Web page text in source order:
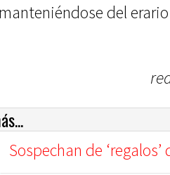
del
Sospechan de